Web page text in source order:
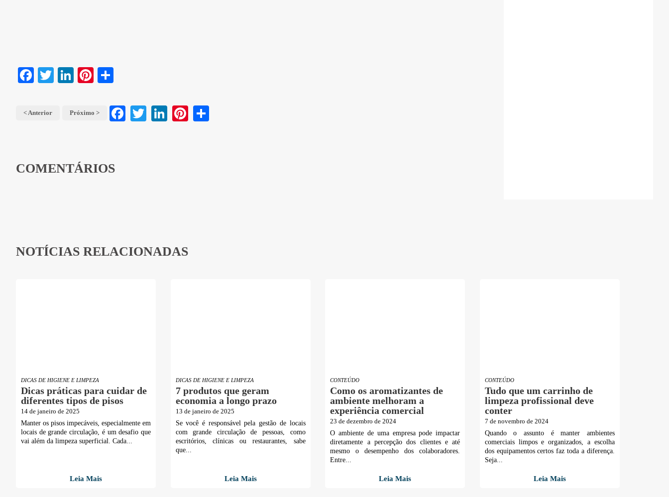
Facebook
Twitter
LinkedIn
Pinterest
< Anterior Próximo > FacebookTwitter LinkedInPinterest Share
COMENTÁRIOS
NOTÍCIAS RELACIONADAS
DICAS DE HIGIENE E LIMPEZA
Dicas práticas para cuidar de
diferentes tipos de pisos
14 de janeiro de 2025
Manter os pisos impecáveis, especialmente em
locais de grande circulação, é um desafio que
vai além da limpeza superficial. Cada...
Leia Mais
DICAS DE HIGIENE E LIMPEZA
7 produtos que geram
economia a longo prazo
13 de janeiro de 2025
Se você é responsável pela gestão de locais
com grande circulação de pessoas, como
escritórios, clínicas ou restaurantes, sabe
que...
Leia Mais
CONTEÚDO
Como os aromatizantes de
ambiente melhoram a
experiência comercial
23 de dezembro de 2024
O ambiente de uma empresa pode impactar
diretamente a percepção dos clientes e até
mesmo o desempenho dos colaboradores.
Entre...
Leia Mais
CONTEÚDO
Tudo que um carrinho de
limpeza profissional deve
conter
7 de novembro de 2024
Quando o assunto é manter ambientes
comerciais limpos e organizados, a escolha
dos equipamentos certos faz toda a diferença.
Seja...
Leia Mais